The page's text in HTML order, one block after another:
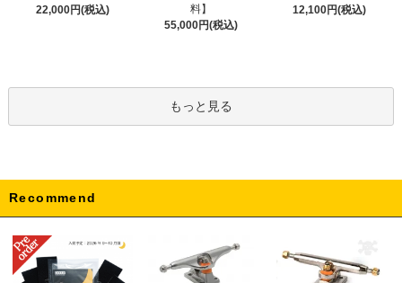
22,000円(税込)
料】
55,000円(税込)
12,100円(税込)
もっと見る
Recommend